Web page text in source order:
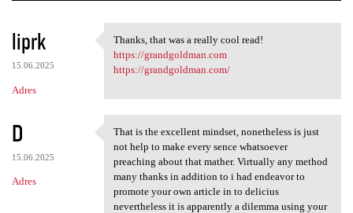
K
o
m
e
n
t
a
r
liprk
15.06.2025
Adres
Thanks, that was a really
Thanks, that was a really cool read!
https://grandgoldman.com
https://grandgoldman.com/
D
15.06.2025
Adres
That is the excellent mindset
That is the excellent mindset, nonetheless is just
not help to make every sence whatsoever
preaching about that mather. Virtually any method
many thanks in addition to i had endeavor to
promote your own article in to delicius
nevertheless it is apparently a dilemma using your